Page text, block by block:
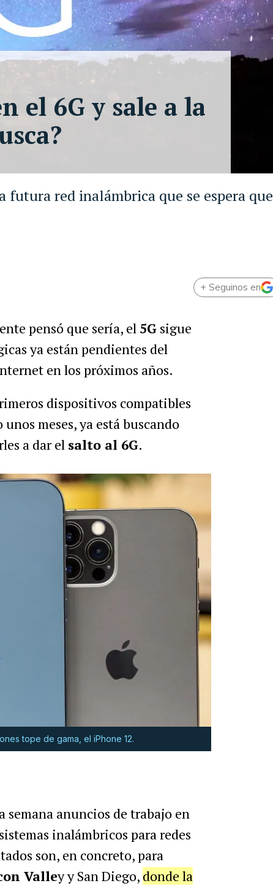
futura red inalámbrica que se espera que
el 6G y sale a la
+ Seguinos en
pensó que sería, el 5Gsigue
ya están pendientes del
en los próximos años.
dispositivos compatibles
meses, ya está buscando
a dar el salto al 6G.
tope de gama, el iPhone 12.
semana anuncios de trabajo en
inalámbricos para redes
son, en concreto, para
Valley y San Diego, donde la